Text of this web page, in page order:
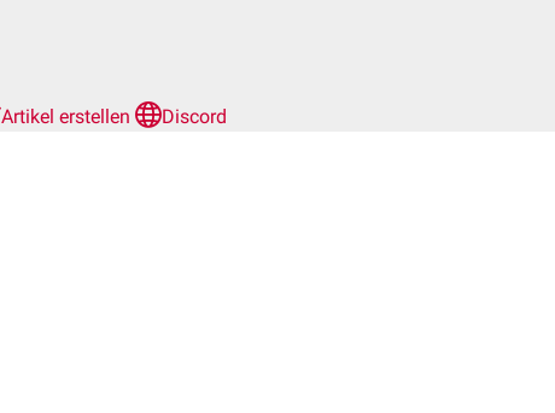
Artikel erstellen Discord